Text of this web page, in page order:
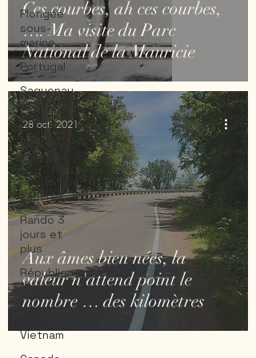
Plongée
sous-
marine
Portugal
Saguenay
- Lac St-
Jean
Santa-
Marta
Rando 1 ou
2 jours
Rando 3
jours et
plus
République
Dominicaine
Thailande
Vietnam
Ces courbes, ah ces courbes,
…. Ma visite du Parc
National de la Mauricie
Aux âmes bien nées, la
valeur n'attend point le
nombre … des kilomètres
28 oct. 2021